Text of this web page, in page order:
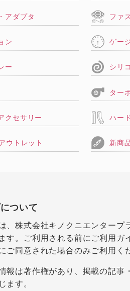
アダプタ ファ
ン ゲー
ー シリ
ター
クセサリー ハー
ウトレット 新商
ついて
、株式会社キノクニエンタープ
す。ご利用される前にご利用ガ
ご同意された場合のみご利用く
報は著作権があり、掲載の記事
ます。